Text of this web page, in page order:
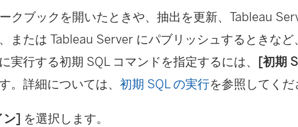
く
クブックを開いたときや、抽出を更新、Tableau
または Tableau Server にパブリッシュするときなど
実行する初期 SQL コマンドを指定するには、 [初期
。詳細については、初期 SQL の実行を参照してくだ
ン] を選択します。